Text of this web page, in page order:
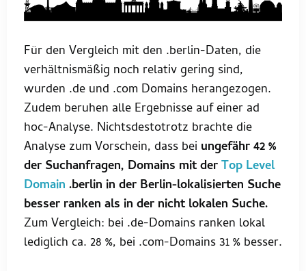
Für den Vergleich mit den .berlin-Daten, die
verhältnismäßig noch relativ gering sind,
wurden .de und .com Domains herangezogen.
Zudem beruhen alle Ergebnisse auf einer ad
hoc-Analyse. Nichtsdestotrotz brachte die
Analyse zum Vorschein, dass bei ungefähr 42 %
der Suchanfragen, Domains mit derTop Level
Domain .berlin in der Berlin-lokalisierten Suche
besser ranken als in der nicht lokalen Suche.
Zum Vergleich: bei .de-Domains ranken lokal
lediglich ca. 28 %, bei .com-Domains 31 % besser.